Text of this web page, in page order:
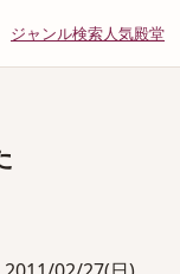
ジャンル検索人気殿堂